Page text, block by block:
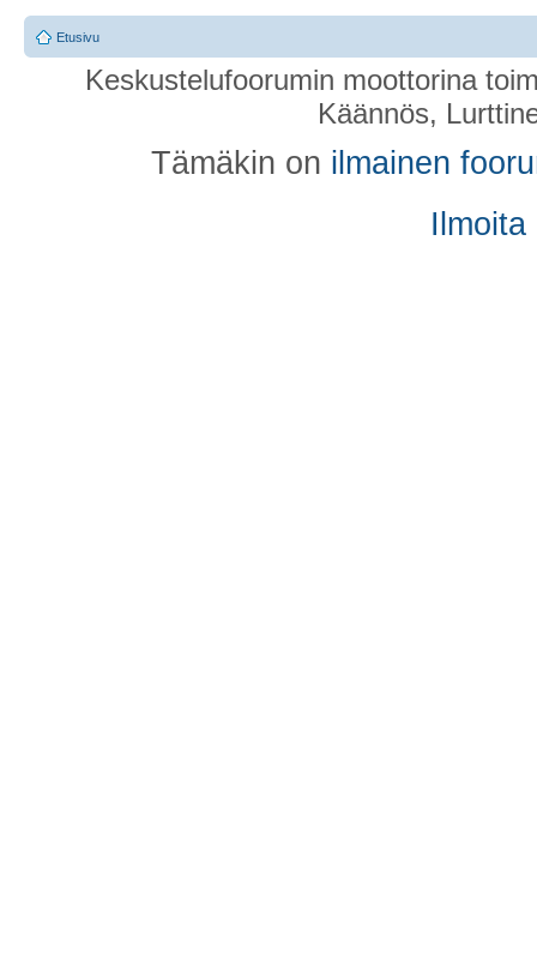
Etusivu
Keskustelufoorumin moottorina
Käännös,
Tämäkin on ilmainen